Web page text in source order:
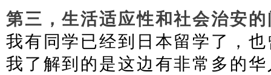
第三，生活适应性和社会治安
我有同学已经到日本留学了，
我了解到的是这边有非常多的